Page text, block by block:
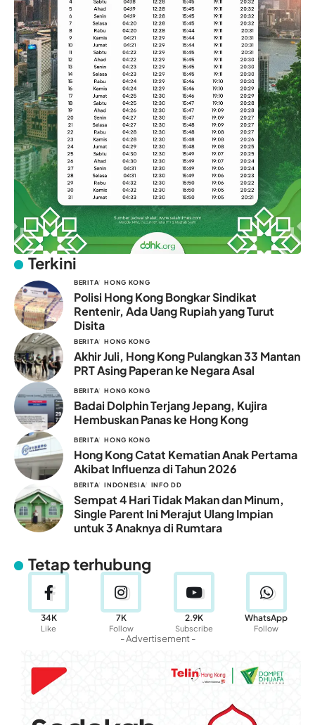
Terkini
BERITA HONG KONG
Polisi Hong Kong Bongkar Sindikat
Rentenir, Ada Uang Rupiah yang Turut
Disita
BERITA HONG KONG
Akhir Juli, Hong Kong Pulangkan 33 Mantan
PRT Asing Paperan ke Negara Asal
BERITA HONG KONG
Badai Dolphin Terjang Jepang, Kujira
Hembuskan Panas ke Hong Kong
BERITA HONG KONG
Hong Kong Catat Kematian Anak Pertama
Akibat Influenza di Tahun 2026
BERITA INDONESIA INFO DD
Sempat 4 Hari Tidak Makan dan Minum,
Single Parent Ini Merajut Ulang Impian
untuk 3 Anaknya di Rumtara
Tetap terhubung
34K
Like
7K
Follow
2.9K
Subscribe
WhatsApp
Follow
- Advertisement -